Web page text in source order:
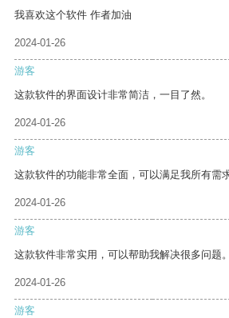
我喜欢这个软件 作者加油
2024-01-26
游客
这款软件的界面设计非常简洁，一目了然。
2024-01-26
游客
这款软件的功能非常全面，可以满足我所有需求
2024-01-26
游客
这款软件非常实用，可以帮助我解决很多问题。
2024-01-26
游客